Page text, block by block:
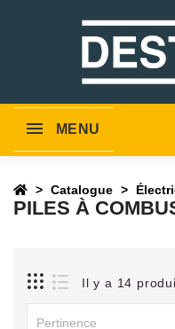
MENU
Catalogue
PILES À
Il y a 14
Pertinence